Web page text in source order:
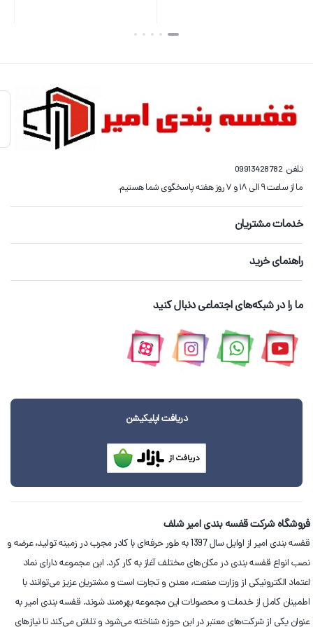
تلفن09913428782
ما از ساعت ۹ الی ۱۸ و ۷ روز هفته پاسخگوی شما هستیم.
خدمات مشتریان
راهنمای خرید
ما را در شبکه‌های اجتماعی دنبال کنید
دریافت اپلیکیشن
فروشگاه شرکت قفسه بندی امیر شلف
قفسه بندی امیر از اوایل سال 1397 به طور حرفه‌ای با کادر مجرب در زمینه تولید، عرضه و
نصب انواع قفسه بندی در مکان‌های مختلف آغاز به کار کرد. این مجموعه دارای نماد
اعتماد الکترونیکی از وزارت صنعت، معدن و تجارت است و مشتریان عزیز می‌توانند با
اطمینان کامل از خدمات و محصولات این مجموعه بهره‌مند شوند. قفسه بندی امیر به
عنوان یکی از شرکت‌های معتبر در این حوزه شناخته می‌شود و تلاش می‌کند تا نیازهای